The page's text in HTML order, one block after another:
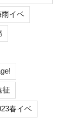
雨イベ
征
春イベ